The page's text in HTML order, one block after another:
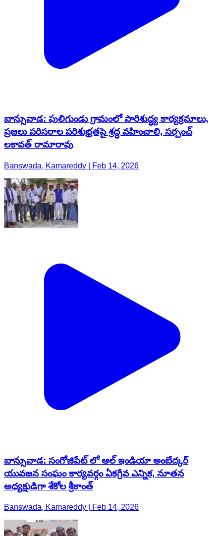
బాన్సువాడ: పులిగుండు గ్రామంలో పారిశుద్ధ్య కార్యక్రమాలు,
ప్రజలు పరిసరాల పరిశుభ్రతపై శ్రద్ధ వహించాలి, సర్పంచ్
లకావత్ రామారావు
Banswada, Kamareddy | Feb 14, 2026
బాన్సువాడ: సంగోజిపేట్ లో ఆల్ ఇండియా అంబేద్కర్
యువజన సంఘం కార్యవర్గం ఏకగ్రీవ ఎన్నిక, నూతన
అధ్యక్షుడిగా శేకోల శ్రీకాంత్
Banswada, Kamareddy | Feb 14, 2026